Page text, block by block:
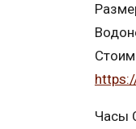
Часы